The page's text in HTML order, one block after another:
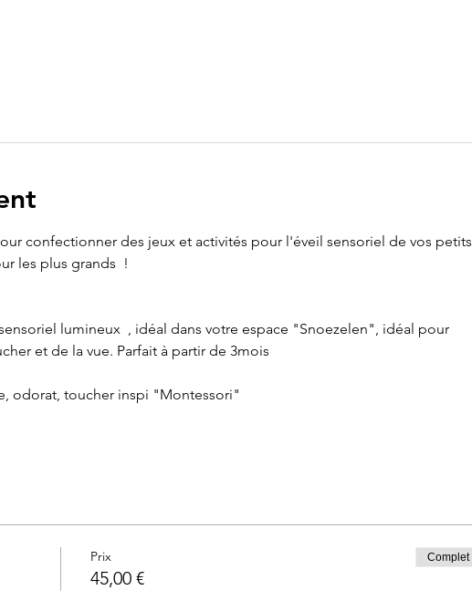
confectionner des jeux et activités pour l'éveil sensoriel de vos petits
les plus grands  !
lumineux  , idéal dans votre espace "Snoezelen", idéal pour
et de la vue. Parfait à partir de 3mois
odorat, toucher inspi "Montessori"
Prix
45,00 €
Complet